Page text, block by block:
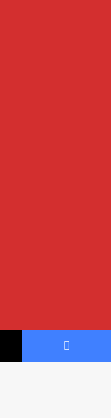
فيسبوك ‫X